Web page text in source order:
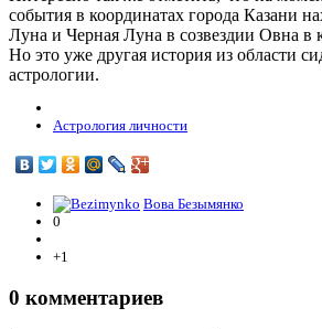
события в координатах города Казани
Луна и Черная Луна в созвездии Овна в
Но это уже другая история из области
астрологии.
Астрология личности
Вова Безымянко
0
+1
0 комментариев